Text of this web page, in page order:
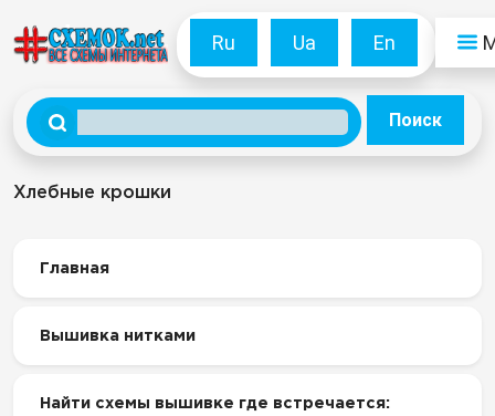
Ru Ua En
Поиск
Хлебные крошки
Главная
Вышивка нитками
Найти схемы вышивке где встречается: